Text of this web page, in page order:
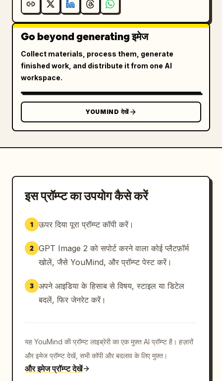
Go beyond generating इमेज
Collect materials, process them, generate
finished work, and distribute it from one AI
workspace.
YOUMIND देखें
इस प्रॉम्प्ट का उपयोग कैसे करें
1 ऊपर दिया पूरा प्रॉम्प्ट कॉपी करें।
2 GPT Image 2 को सपोर्ट करने वाला कोई प्लैटफ़ॉर्म
खोलें, जैसे YouMind, और प्रॉम्प्ट पेस्ट करें।
3 अपने आइडिया के हिसाब से विषय, स्टाइल या डिटेल
बदलें, फिर जेनरेट करें।
यह YouMind की प्रॉम्प्ट लाइब्रेरी का एक मुफ़्त AI प्रॉम्प्ट है। हज़ारों
और इमेज प्रॉम्प्ट देखें, सभी कॉपी और बदलाव के लिए मुफ़्त।
और इमेज प्रॉम्प्ट देखें